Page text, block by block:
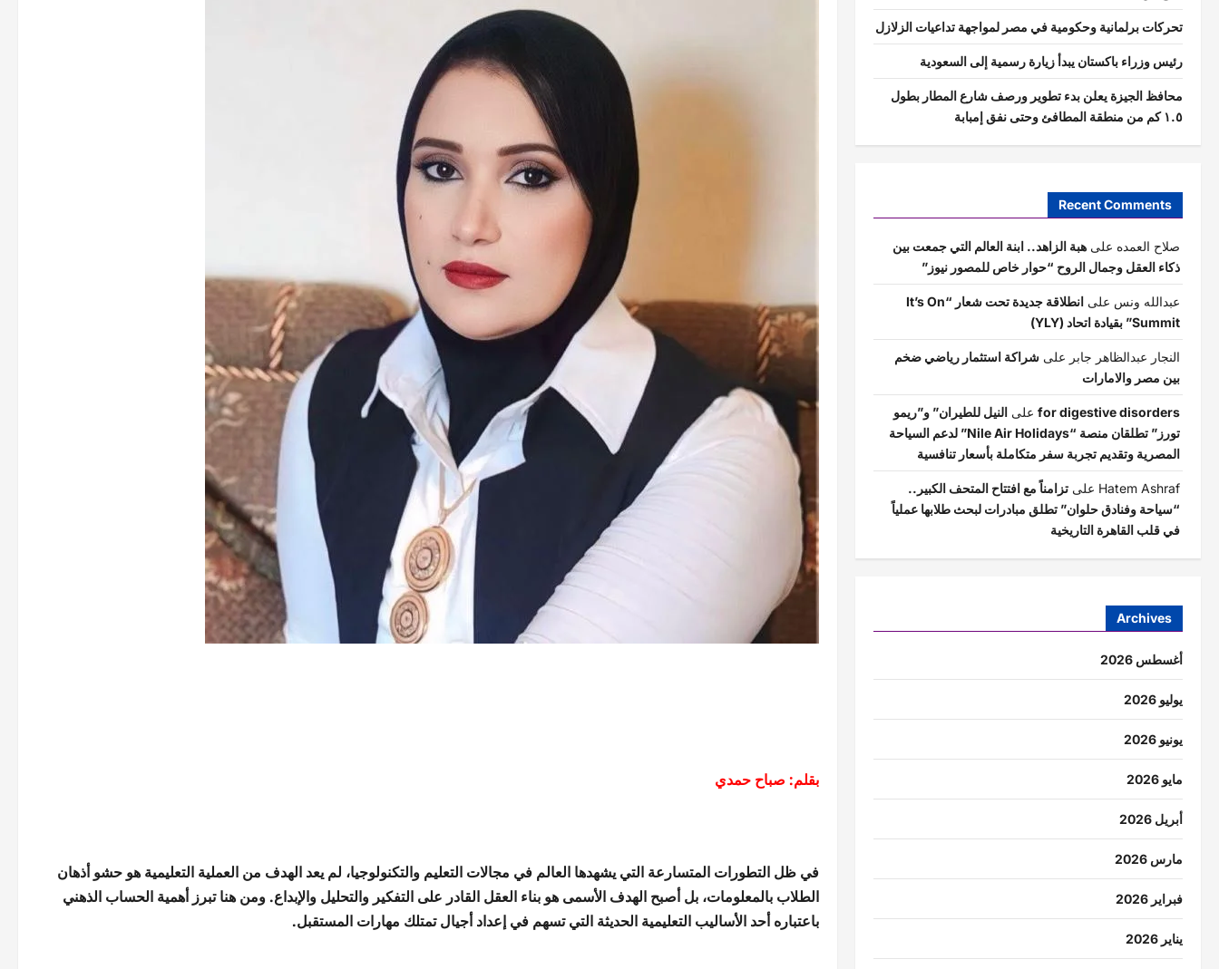
بقلم: صباح حمدي
في ظل التطورات المتسارعة التي يشهدها العالم في مجالات التعليم والتكنولوجيا، لم يعد الهدف من العملية التعليمية هو حشو أذهان
الطلاب بالمعلومات، بل أصبح الهدف الأسمى هو بناء العقل القادر على التفكير والتحليل والإبداع. ومن هنا تبرز أهمية الحساب الذهني
باعتباره أحد الأساليب التعليمية الحديثة التي تسهم في إعداد أجيال تمتلك مهارات المستقبل.
تحركات برلمانية وحكومية في مصر لمواجهة تداعيات الزلازل
رئيس وزراء باكستان يبدأ زيارة رسمية إلى السعودية
محافظ الجيزة يعلن بدء تطوير ورصف شارع المطار بطول
١.٥ كم من منطقة المطافئ وحتى نفق إمبابة
Recent Comments
صلاح العمده علىهبة الزاهد.. ابنة العالم التي جمعت بين
ذكاء العقل وجمال الروح “حوار خاص للمصور نيوز”
عبدالله ونس على
انطلاقة جديدة تحت شعار “It’s On
Summit” بقيادة اتحاد (YLY)
النجار عبدالظاهر جابر علىشراكة استثمار رياضي ضخم
بين مصر والامارات
for digestive disorders علىالنيل للطيران” و”ريمو
تورز” تطلقان منصة “Nile Air Holidays” لدعم السياحة
المصرية وتقديم تجربة سفر متكاملة بأسعار تنافسية
Hatem Ashraf علىتزامناً مع افتتاح المتحف الكبير..
“سياحة وفنادق حلوان” تطلق مبادرات لبحث طلابها عملياً
في قلب القاهرة التاريخية
Archives
أغسطس 2026
يوليو 2026
يونيو 2026
مايو 2026
أبريل 2026
مارس 2026
فبراير 2026
يناير 2026